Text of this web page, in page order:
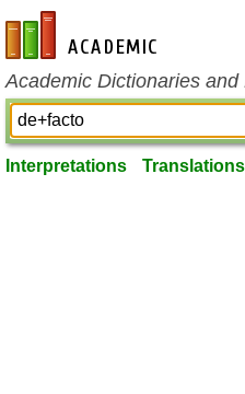
en-academic.com
Academic Dictionaries
Interpretations Translations